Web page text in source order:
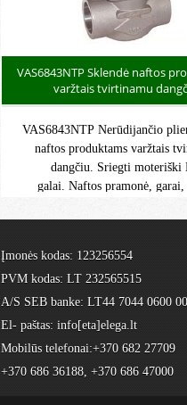
VAS6843NTP Sklendė naftos
varžtais tvirtinamu
VAS6843NTP Nerūdijančio
naftos produktams varžtais
dangčiu. Sriegti moteriški
galai. Naftos pramonė, garai,
bar. Didžiausia darbinė
Įmonės kodas: 123256554
PVM kodas: LT 232565515
A/S SEB banke: LT44 7044 0600
El- paštas: info[eta]elega.lt
Mobilūs telefonai:+370 682 27709
+370 686 36188, +370 686 47000